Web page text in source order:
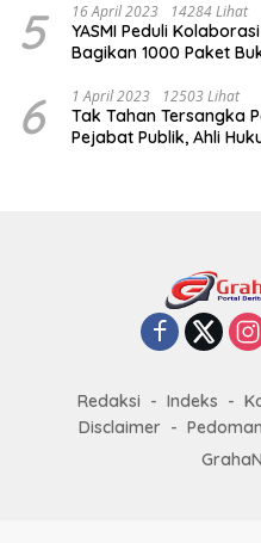
5 16 April 2023 14284 Lihat
YASMI Peduli
Bagikan 1000 Paket
6 1 April 2023 12503 Lihat
Tak Tahan Tersangka
Pejabat Publik, Ahli
Redaksi Indeks
Disclaimer